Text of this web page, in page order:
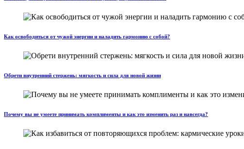
Как освободиться от чужой энергии и наладить гармонию с собой?
Обрети внутренний стержень: мягкость и сила для новой жизни
Почему вы не умеете принимать комплименты и как это изменить раз и навсегда?